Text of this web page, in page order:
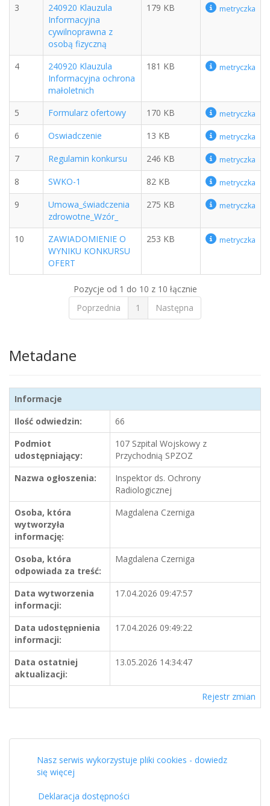
3
240920 Klauzula
Informacyjna
cywilnoprawna z
osobą fizyczną
179 KB metryczka
4
240920 Klauzula
Informacyjna ochrona
małoletnich
181 KB metryczka
5 Formularz ofertowy 170 KB metryczka
6 Oswiadczenie 13 KB metryczka
7 Regulamin konkursu 246 KB metryczka
8 SWKO-1 82 KB metryczka
9
Umowa_świadczenia
zdrowotne_Wzór_
275 KB metryczka
10
ZAWIADOMIENIE O
WYNIKU KONKURSU
OFERT
253 KB metryczka
Pozycje od 1 do 10 z 10 łącznie
Poprzednia
1 Następna
Metadane
Informacje
Ilość odwiedzin:
66
Podmiot
udostępniający:
107 Szpital Wojskowy z
Przychodnią SPZOZ
Nazwa ogłoszenia:
Inspektor ds. Ochrony
Radiologicznej
Osoba, która
wytworzyła
informację:
Magdalena Czerniga
Osoba, która
odpowiada za treść:
Magdalena Czerniga
Data wytworzenia
informacji:
17.04.2026 09:47:57
Data udostępnienia
informacji:
17.04.2026 09:49:22
Data ostatniej
aktualizacji:
13.05.2026 14:34:47
Rejestr zmian
Nasz serwis wykorzystuje pliki cookies - dowiedz
się więcej
Deklaracja dostępności